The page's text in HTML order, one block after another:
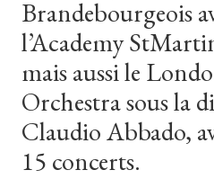
Brandebourgeois
l’Academy
maisaussile
Orchestrasousla
ClaudioAbbado,
15 concerts.